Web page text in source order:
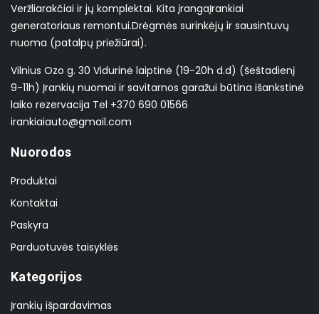
Veržliarakčiai ir jų komplektai. Kita įranga ​Įrankiai
generatoriaus remontui. ​Drėgmės surinkėjų ir sausintuvų
nuoma (patalpų priežiūrai).
Vilnius Ozo g. 30 Vidurinė laiptinė (19-20h d.d) (šeštadienį
9-11h) Įrankių nuomai ir savitarnos garažui būtina išankstinė
laiko rezervacija Tel +370 690 01566
irankiaiauto@gmail.com
Nuorodos
Produktai
Kontaktai
Paskyra
Parduotuvės taisyklės
Kategorijos
Įrankių išpardavimas